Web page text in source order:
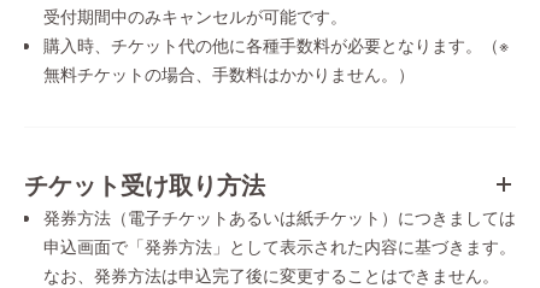
受付期間中のみキャンセルが可能です。
購入時、チケット代の他に各種手数料が必要となります。（※
無料チケットの場合、手数料はかかりません。）
チケット受け取り方法
発券方法（電子チケットあるいは紙チケット）につきましては
申込画面で「発券方法」として表示された内容に基づきます。
なお、発券方法は申込完了後に変更することはできません。